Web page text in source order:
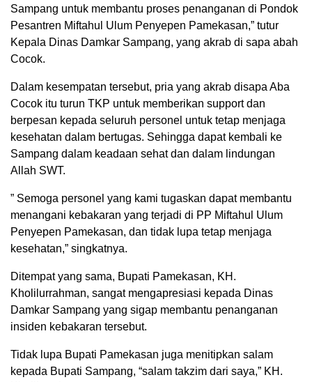
Sampang untuk membantu proses penanganan di Pondok
Pesantren Miftahul Ulum Penyepen Pamekasan,” tutur
Kepala Dinas Damkar Sampang, yang akrab di sapa abah
Cocok.
Dalam kesempatan tersebut, pria yang akrab disapa Aba
Cocok itu turun TKP untuk memberikan support dan
berpesan kepada seluruh personel untuk tetap menjaga
kesehatan dalam bertugas. Sehingga dapat kembali ke
Sampang dalam keadaan sehat dan dalam lindungan
Allah SWT.
” Semoga personel yang kami tugaskan dapat membantu
menangani kebakaran yang terjadi di PP Miftahul Ulum
Penyepen Pamekasan, dan tidak lupa tetap menjaga
kesehatan,” singkatnya.
Ditempat yang sama, Bupati Pamekasan, KH.
Kholilurrahman, sangat mengapresiasi kepada Dinas
Damkar Sampang yang sigap membantu penanganan
insiden kebakaran tersebut.
Tidak lupa Bupati Pamekasan juga menitipkan salam
kepada Bupati Sampang, “salam takzim dari saya,” KH.